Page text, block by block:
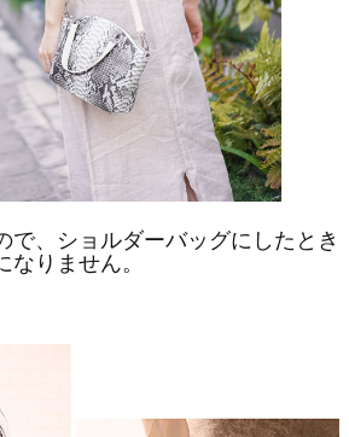
で、ショルダーバッグにしたとき
りません。